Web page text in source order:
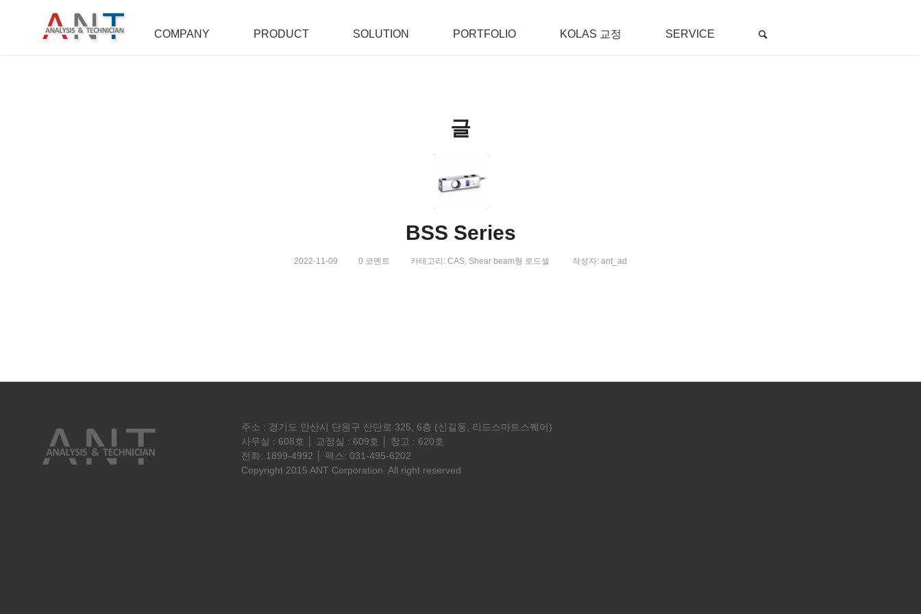
COMPANY PRODUCT SOLUTION PORTFOLIO KOLAS 교정 SERVICE
글
BSS Series
2022-11-09 0 코멘트 카테고리: CAS, Shear beam형 로드셀 작성자: ant_ad
주소 : 경기도 안산시 단원구 산단로 325, 6층 (신길동, 리드스마트스퀘어)
사무실 : 608호 │ 교정실 : 609호 │ 창고 : 620호
전화: 1899-4992 │ 팩스: 031-495-6202
Copyright 2015 ANT Corporation. All right reserved